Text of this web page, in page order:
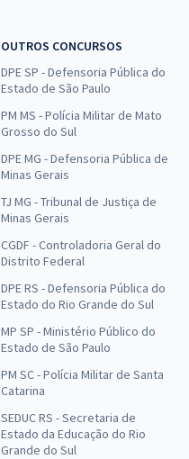
OUTROS CONCURSOS
DPE SP - Defensoria Pública do
Estado de São Paulo
PM MS - Polícia Militar de Mato
Grosso do Sul
DPE MG - Defensoria Pública de
Minas Gerais
TJ MG - Tribunal de Justiça de
Minas Gerais
CGDF - Controladoria Geral do
Distrito Federal
DPE RS - Defensoria Pública do
Estado do Rio Grande do Sul
MP SP - Ministério Público do
Estado de São Paulo
PM SC - Polícia Militar de Santa
Catarina
SEDUC RS - Secretaria de
Estado da Educação do Rio
Grande do Sul